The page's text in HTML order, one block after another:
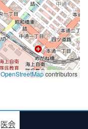
OpenStreetMapcontributors